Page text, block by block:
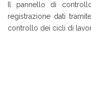
Il pannello di
registrazione dati
controllo dei cicli di